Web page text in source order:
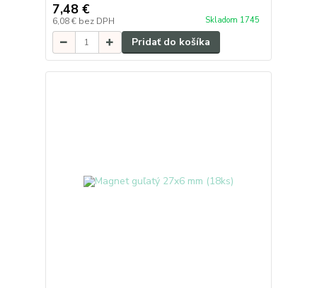
7,48 €
6,08 € bez DPH Skladom 1745
Pridať do košíka